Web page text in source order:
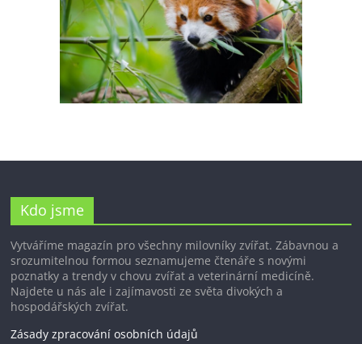
Kdo jsme
Vytváříme magazín pro všechny milovníky zvířat. Zábavnou a
srozumitelnou formou seznamujeme čtenáře s novými
poznatky a trendy v chovu zvířat a veterinární medicíně.
Najdete u nás ale i zajímavosti ze světa divokých a
hospodářských zvířat.
Zásady zpracování osobních údajů